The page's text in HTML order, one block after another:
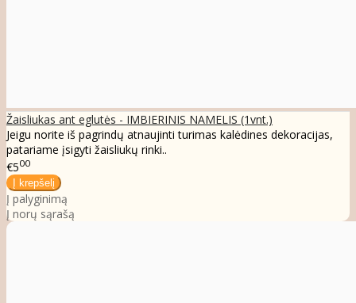
Žaisliukas ant eglutės - IMBIERINIS NAMELIS (1vnt.)
Jeigu norite iš pagrindų atnaujinti turimas kalėdines dekoracijas,
patariame įsigyti žaisliukų rinki..
€500
Į palyginimą
Į norų sąrašą